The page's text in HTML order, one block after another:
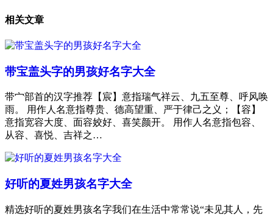
相关文章
带宝盖头字的男孩好名字大全
带宀部首的汉字推荐【宸】意指瑞气祥云、九五至尊、呼风唤
雨。 用作人名意指尊贵、德高望重、严于律己之义；【容】
意指宽容大度、面容姣好、喜笑颜开。 用作人名意指包容、
从容、喜悦、吉祥之…
好听的夏姓男孩名字大全
精选好听的夏姓男孩名字我们在生活中常常说“未见其人，先